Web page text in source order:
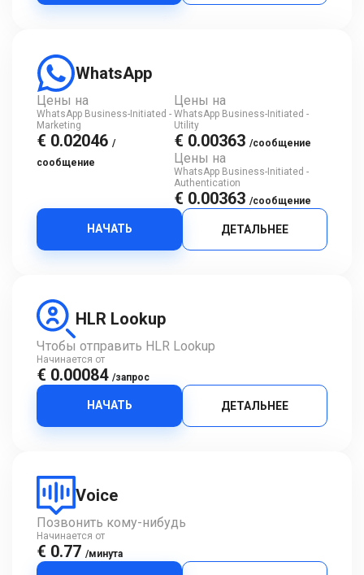
WhatsApp
Цены на
WhatsApp Business-Initiated -
Marketing
€ 0.02046 /
сообщение
Цены на
WhatsApp Business-Initiated -
Utility
€ 0.00363 /сообщение
Цены на
WhatsApp Business-Initiated -
Authentication
€ 0.00363 /сообщение
НАЧАТЬ ДЕТАЛЬНЕЕ
HLR Lookup
Чтобы отправить HLR Lookup
Начинается от
€ 0.00084 /запрос
НАЧАТЬ ДЕТАЛЬНЕЕ
Voice
Позвонить кому-нибудь
Начинается от
€ 0.77 /минута